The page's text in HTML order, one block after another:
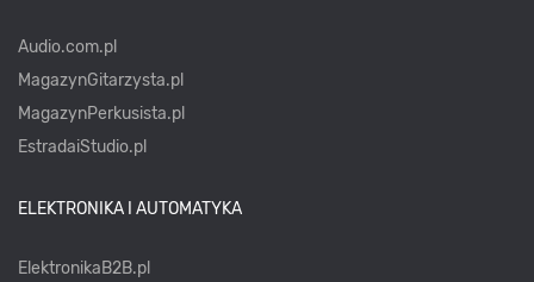
Audio.com.pl
MagazynGitarzysta.pl
MagazynPerkusista.pl
EstradaiStudio.pl
ELEKTRONIKA I AUTOMATYKA
ElektronikaB2B.pl